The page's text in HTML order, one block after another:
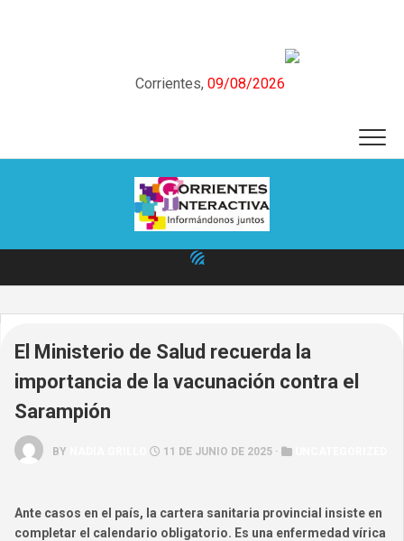
Corrientes, 09/08/2026
El Ministerio de Salud recuerda la
importancia de la vacunación contra el
Sarampión
BY 11 DE JUNIO DE 2025 ·
Ante casos en el país, la cartera sanitaria provincial insiste en
completar el calendario obligatorio. Es una enfermedad vírica